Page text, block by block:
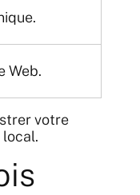
Web.
votre
local.